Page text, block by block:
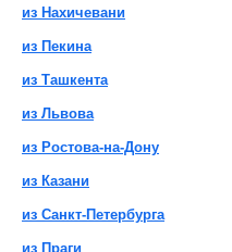
из Нахичевани
из Пекина
из Ташкента
из Львова
из Ростова-на-Дону
из Казани
из Санкт-Петербурга
из Праги